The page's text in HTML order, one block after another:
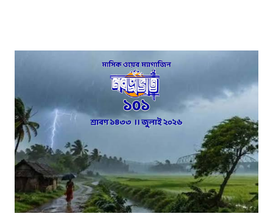
অদৃশ্য, অমোঘ, যেন প্রতিটি ক্ষতচিহ্নে চিরন্তন বসবাস করা এক নিঃশব্দ মৃত্যু। ক্ষত-নিবদ্ধ
বাঁশি… প্রিয় “বাংলাবিদ” আমার, কি এক আশ্চর্য সমর্পণ তন্ময়তা, মোহময় আকর্ষণ, বকুলের
বিহ্বল ঘ্রাণ তোমার সত্তায়! তোমার বিস্তীর্ণ গালিচা থেকে বিদীর্ণ হয়ে আজ আমি বিচ্ছেদের
নিঃ...